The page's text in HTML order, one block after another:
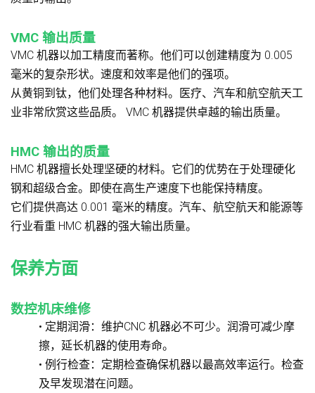
VMC 输出质量
VMC 机器以加工精度而著称。他们可以创建精度为 0.005
毫米的复杂形状。速度和效率是他们的强项。
从黄铜到钛，他们处理各种材料。医疗、汽车和航空航天工
业非常欣赏这些品质。 VMC 机器提供卓越的输出质量。
HMC 输出的质量
HMC 机器擅长处理坚硬的材料。它们的优势在于处理硬化
钢和超级合金。即使在高生产速度下也能保持精度。
它们提供高达 0.001 毫米的精度。汽车、航空航天和能源等
行业看重 HMC 机器的强大输出质量。
保养方面
数控机床维修
• 定期润滑：维护CNC 机器必不可少。润滑可减少摩
擦，延长机器的使用寿命。
• 例行检查：定期检查确保机器以最高效率运行。检查
及早发现潜在问题。